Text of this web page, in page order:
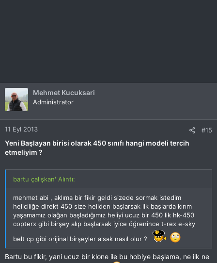
Mehmet Kucuksari
Administrator
11 Eyl 2013 #15
Yeni Başlayan birisi olarak 450 sınıfı hangi modeli tercih
etmeliyim ?
bartu çalışkan' Alıntı:
mehmet abi , aklıma bir fikir geldi sizede sormak istedim
heliciliğe direkt 450 size heliden başlarsak ilk başlarda kırım
yaşamamız olağan başladığımız heliyi ucuz bir 450 lik hk-450
copterx gibi birşey alıp başlarsak iyice öğrenince t-rex e-sky
belt cp gibi orijinal birşeyler alsak nasıl olur ?
Bartu bu fikir, yani ucuz bir klone ile bu hobiye başlama, ne ilk ne